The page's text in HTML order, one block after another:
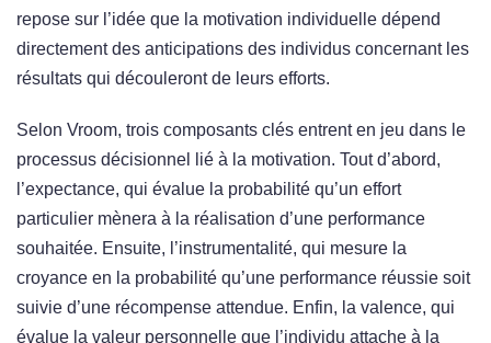
repose sur l’idée que la motivation individuelle dépend
directement des anticipations des individus concernant les
résultats qui découleront de leurs efforts.
Selon Vroom, trois composants clés entrent en jeu dans le
processus décisionnel lié à la motivation. Tout d’abord,
l’expectance, qui évalue la probabilité qu’un effort
particulier mènera à la réalisation d’une performance
souhaitée. Ensuite, l’instrumentalité, qui mesure la
croyance en la probabilité qu’une performance réussie soit
suivie d’une récompense attendue. Enfin, la valence, qui
évalue la valeur personnelle que l’individu attache à la